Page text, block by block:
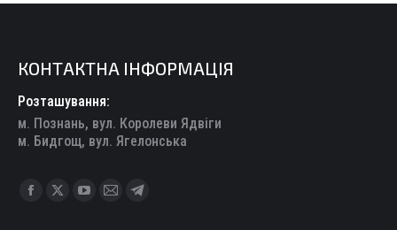
КОНТАКТНА ІНФОРМАЦІЯ
Розташування:
м. Познань, вул. Королеви Ядвіги
м. Бидгощ, вул. Ягелонська
Find us on:
Facebook
X
YouTube
Mail
Telegram